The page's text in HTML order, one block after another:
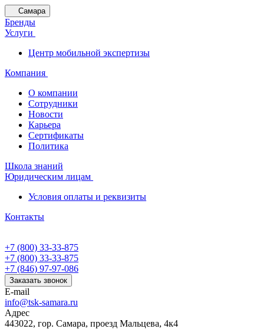
Самара
Бренды
Услуги
Центр мобильной экспертизы
Компания
О компании
Сотрудники
Новости
Карьера
Сертификаты
Политика
Школа знаний
Юридическим лицам
Условия оплаты и реквизиты
Контакты
+7 (800) 33-33-875
+7 (800) 33-33-875
+7 (846) 97-97-086
Заказать звонок
E-mail
info@tsk-samara.ru
Адрес
443022, гор. Самара, проезд Мальцева, 4к4